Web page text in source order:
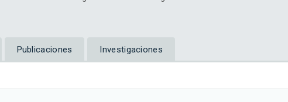
Publicaciones Investigaciones